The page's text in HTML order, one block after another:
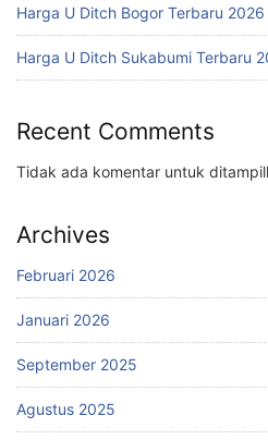
Harga U Ditch Bogor Terbaru
Harga U Ditch Sukabumi Terbaru
Recent Comments
Tidak ada komentar untuk
Archives
Februari 2026
Januari 2026
September 2025
Agustus 2025